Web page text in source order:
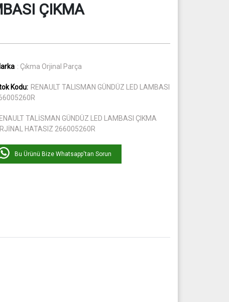
ÇIKMA
: Çıkma Orjinal Parça
Kodu: RENAULT TALISMAN GÜNDÜZ LED LAMBASI
TALİSMAN GÜNDÜZ LED LAMBASI ÇIKMA
HATASIZ 266005260R
Bu Ürünü Bize Whatsapp'tan Sorun